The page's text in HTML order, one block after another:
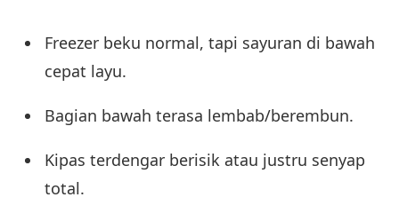
Freezer beku normal, tapi sayuran di bawah
cepat layu.
Bagian bawah terasa lembab/berembun.
Kipas terdengar berisik atau justru senyap
total.